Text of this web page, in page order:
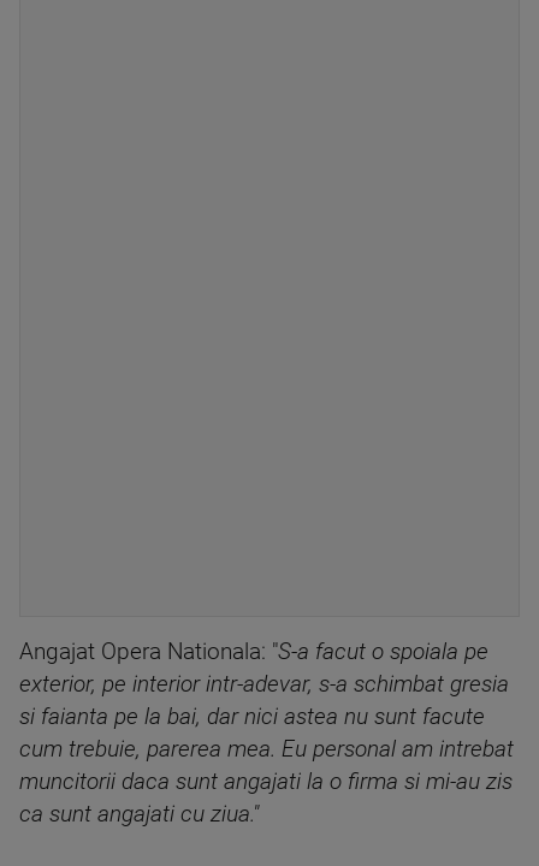
Angajat Opera Nationala: "S-a facut o spoiala pe
exterior, pe interior intr-adevar, s-a schimbat gresia
si faianta pe la bai, dar nici astea nu sunt facute
cum trebuie, parerea mea. Eu personal am intrebat
muncitorii daca sunt angajati la o firma si mi-au zis
ca sunt angajati cu ziua."